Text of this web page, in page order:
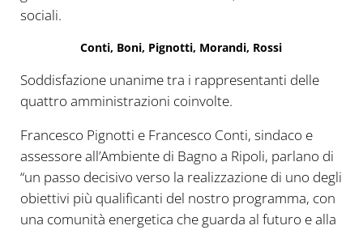
sociali.
Conti, Boni, Pignotti, Morandi, Rossi
Soddisfazione unanime tra i rappresentanti delle
quattro amministrazioni coinvolte.
Francesco Pignotti e Francesco Conti, sindaco e
assessore all’Ambiente di Bagno a Ripoli, parlano di
“un passo decisivo verso la realizzazione di uno degli
obiettivi più qualificanti del nostro programma, con
una comunità energetica che guarda al futuro e alla